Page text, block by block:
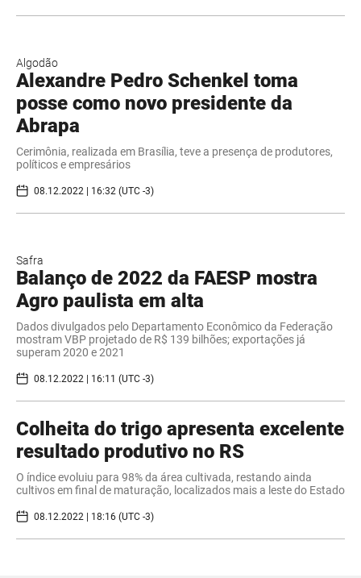
Algodão
Alexandre Pedro Schenkel toma
posse como novo presidente da
Abrapa
Cerimônia, realizada em Brasília, teve a presença de produtores,
políticos e empresários
08.12.2022 | 16:32 (UTC -3)
Safra
Balanço de 2022 da FAESP mostra
Agro paulista em alta
Dados divulgados pelo Departamento Econômico da Federação
mostram VBP projetado de R$ 139 bilhões; exportações já
superam 2020 e 2021
08.12.2022 | 16:11 (UTC -3)
Colheita do trigo apresenta excelente
resultado produtivo no RS
O índice evoluiu para 98% da área cultivada, restando ainda
cultivos em final de maturação, localizados mais a leste do Estado
08.12.2022 | 18:16 (UTC -3)